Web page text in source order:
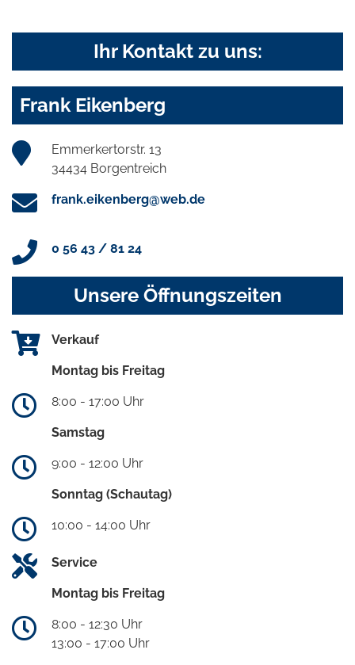
Ihr Kontakt zu uns:
Frank Eikenberg
Emmerkertorstr. 13
34434 Borgentreich
frank.eikenberg@web.de
0 56 43 / 81 24
Unsere Öffnungszeiten
Verkauf
Montag bis Freitag
8:00 - 17:00 Uhr
Samstag
9:00 - 12:00 Uhr
Sonntag (Schautag)
10:00 - 14:00 Uhr
Service
Montag bis Freitag
8:00 - 12:30 Uhr
13:00 - 17:00 Uhr